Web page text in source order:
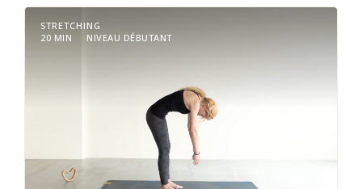
le stress logé dans le bassin et les épaules.
Prenez quelques minutes pour reconnecter votre
corps, relâcher les tensions accumulées, et
retrouver une mobilité fluide.
STRETCHING
20 MIN
NIVEAU DÉBUTANT